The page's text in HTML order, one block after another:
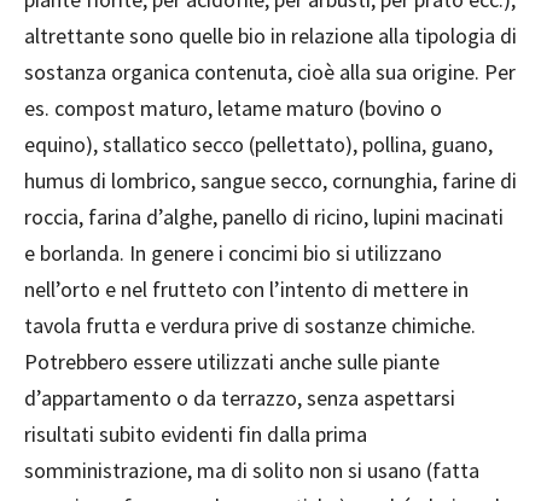
altrettante sono quelle bio in relazione alla tipologia di
sostanza organica contenuta, cioè alla sua origine. Per
es. compost maturo, letame maturo (bovino o
equino), stallatico secco (pellettato), pollina, guano,
humus di lombrico, sangue secco, cornunghia, farine di
roccia, farina d’alghe, panello di ricino, lupini macinati
e borlanda. In genere i concimi bio si utilizzano
nell’orto e nel frutteto con l’intento di mettere in
tavola frutta e verdura prive di sostanze chimiche.
Potrebbero essere utilizzati anche sulle piante
d’appartamento o da terrazzo, senza aspettarsi
risultati subito evidenti fin dalla prima
somministrazione, ma di solito non si usano (fatta